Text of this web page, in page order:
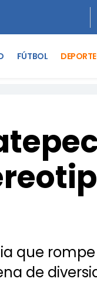
FÚTBOL
que
de